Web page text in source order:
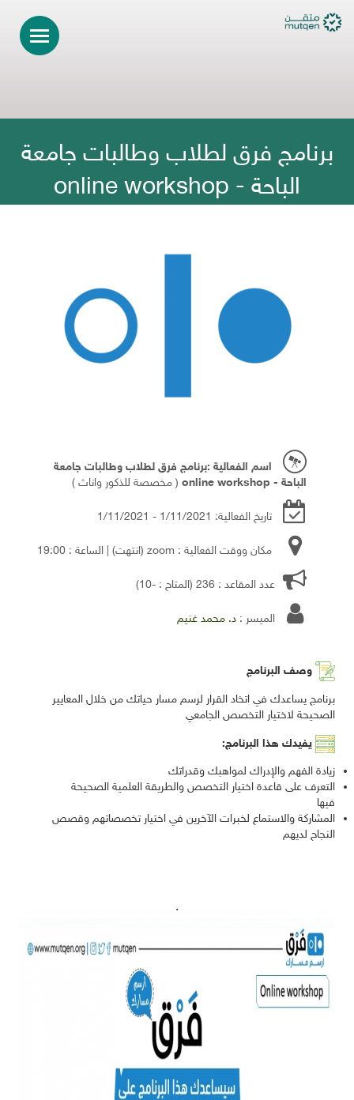
برنامج فرق لطلاب وطالبات جامعة
الباحة - online workshop
اسم الفعالية :برنامج فرق لطلاب وطالبات جامعة
الباحة - online workshop
( مخصصة للذكور واناث )
تاريخ الفعالية: 1/11/2021 - 1/11/2021
مكان ووقت الفعالية : zoom (انتهت) | الساعة : 19:00
عدد المقاعد : 236 (المتاح : -10)
الميسر : د. محمد غنيم
وصف البرنامج
برنامج يساعدك في اتخاد القرار لرسم مسار حياتك من خلال المعايير
الصحيحة لاختيار التخصص الجامعي
يفيدك هذا البرنامج:
زيادة الفهم والإدراك لمواهبك وقدراتك
التعرف على قاعدة اختيار التخصص والطريقة العلمية الصحيحة
فيها
المشاركة والاستماع لخبرات الآخرين في اختيار تخصصاتهم وقصص
النجاح لديهم
.